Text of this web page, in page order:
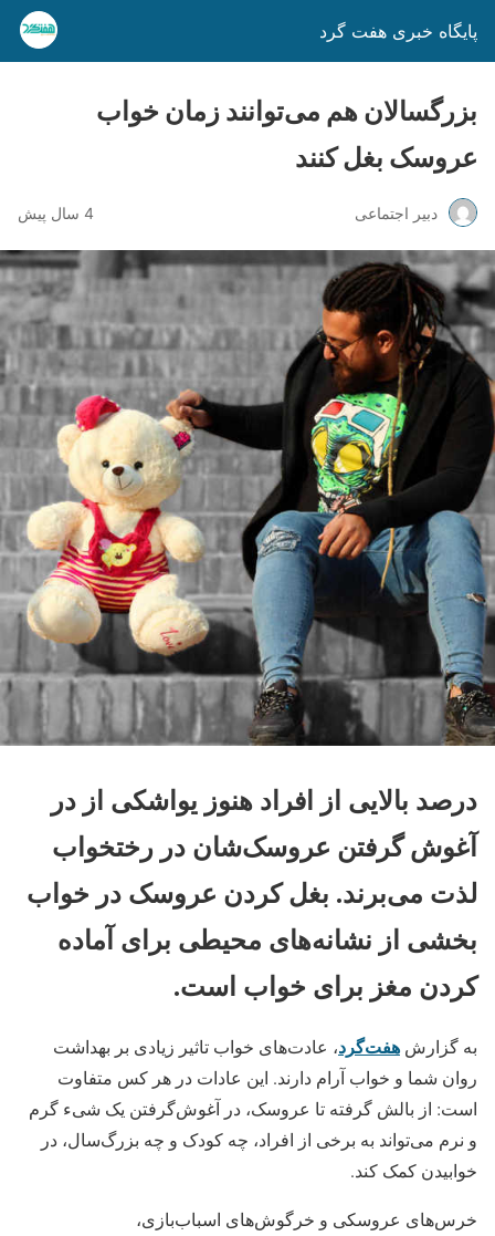
پایگاه خبری هفت گرد
بزرگسالان هم می‌توانند زمان خواب
عروسک بغل کنند
دبیر اجتماعی 4 سال پیش
درصد بالایی از افراد هنوز یواشکی از در
آغوش گرفتن عروسک‌شان در رختخواب
لذت می‌برند. بغل کردن عروسک در خواب
بخشی از نشانه‌های محیطی برای آماده
کردن مغز برای خواب است.
به گزارش هفت‌گرد، عادت‌های خواب تاثیر زیادی بر بهداشت
روان شما و خواب آرام دارند. این عادات در هر کس متفاوت
است: از بالش گرفته تا عروسک، در آغوش‌گرفتن یک شیء گرم‌
و نرم می‌تواند به برخی از افراد، چه کودک و چه بزرگ‌سال، در
خوابیدن کمک کند.
خرس‌های عروسکی و خرگوش‌های اسباب‌بازی،